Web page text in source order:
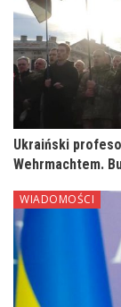
Ukraiński
Wehrmachtem.
WIADOMOŚCI